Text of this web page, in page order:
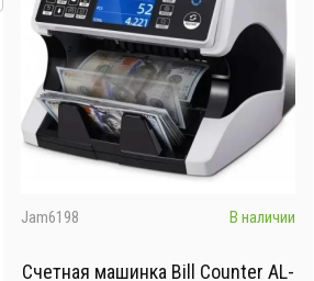
Jam6198 В наличии
Счетная машинка Bill Counter AL-